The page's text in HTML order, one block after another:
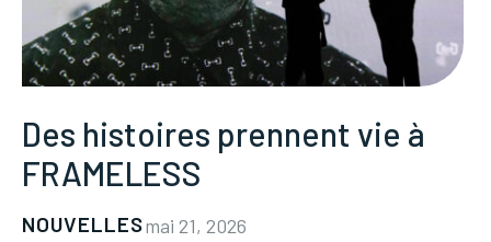
Des histoires prennent vie à
FRAMELESS
NOUVELLESmai 21, 2026